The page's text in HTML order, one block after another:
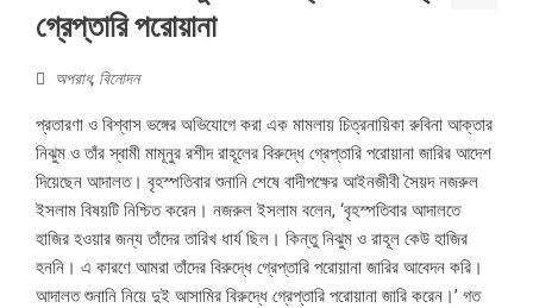
গ্রেপ্তারি পরোয়ানা
অপরাধ, বিনোদন
প্রতারণা ও বিশ্বাস ভঙ্গের অভিযোগে করা এক মামলায় চিত্রনায়িকা রুবিনা আক্তার
নিঝুম ও তাঁর স্বামী মামূনুর রশীদ রাহূলের বিরুদ্ধে গ্রেপ্তারি পরোয়ানা জারির আদেশ
দিয়েছেন আদালত। বৃহস্পতিবার শুনানি শেষে বাদীপক্ষের আইনজীবী সৈয়দ নজরুল
ইসলাম বিষয়টি নিশ্চিত করেন। নজরুল ইসলাম বলেন, ‘বৃহস্পতিবার আদালতে
হাজির হওয়ার জন্য তাঁদের তারিখ ধার্য ছিল। কিন্তু নিঝুম ও রাহূল কেউ হাজির
হননি। এ কারণে আমরা তাঁদের বিরুদ্ধে গ্রেপ্তারি পরোয়ানা জারির আবেদন করি।
আদালত শুনানি নিয়ে দুই আসামির বিরুদ্ধে গ্রেপ্তারি পরোয়ানা জারি করেন।’ গত